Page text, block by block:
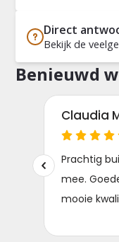
Direct
Bekijk de
Benieuwd